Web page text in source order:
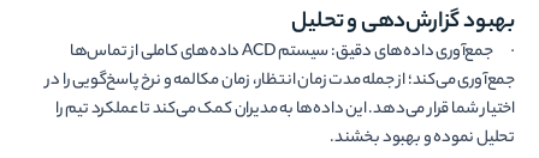
بهبود گزارش‌دهی و تحلیل
· جمع‌آوری داده‌های دقیق: سیستم ACD داده‌های کاملی از تماس‌ها
جمع‌آوری می‌کند؛ از جمله مدت زمان انتظار، زمان مکالمه و نرخ پاسخ‌گویی را در
اختیار شما قرار می­‌دهد. این داده‌ها به مدیران کمک می‌کند تا عملکرد تیم را
تحلیل نموده و بهبود بخشند.